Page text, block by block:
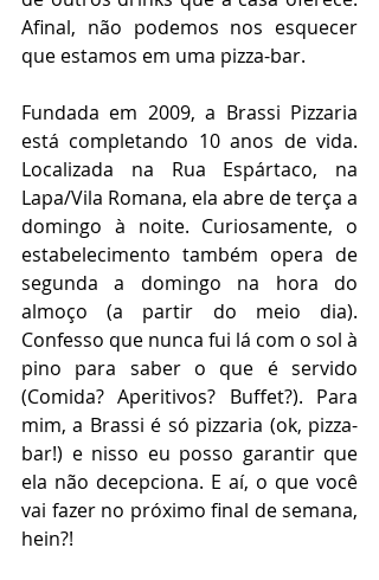
Afinal, não podemos nos esquecer
que estamos em uma pizza-bar.
Fundada em 2009, a Brassi Pizzaria
está completando 10 anos de vida.
Localizada na Rua Espártaco, na
Lapa/Vila Romana, ela abre de terça a
domingo à noite. Curiosamente, o
estabelecimento também opera de
segunda a domingo na hora do
almoço (a partir do meio dia).
Confesso que nunca fui lá com o sol à
pino para saber o que é servido
(Comida? Aperitivos? Buffet?). Para
mim, a Brassi é só pizzaria (ok, pizza-
bar!) e nisso eu posso garantir que
ela não decepciona. E aí, o que você
vai fazer no próximo final de semana,
hein?!